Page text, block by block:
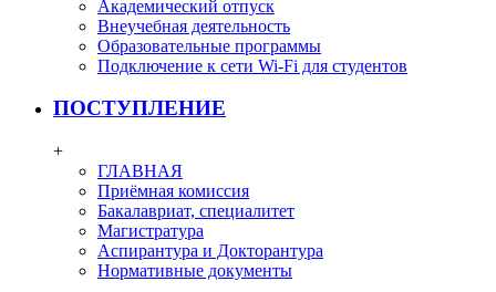
Академический отпуск
Внеучебная деятельность
Образовательные программы
Подключение к сети Wi-Fi для студентов
ПОСТУПЛЕНИЕ
+
ГЛАВНАЯ
Приёмная комиссия
Бакалавриат, специалитет
Магистратура
Аспирантура и Докторантура
Нормативные документы